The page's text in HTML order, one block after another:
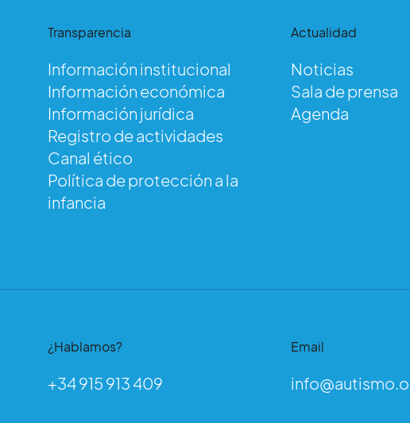
Transparencia
Información institucional
Información económica
Información jurídica
Registro de actividades
Canal ético
Política de protección a la
infancia
Actualidad
Noticias
Sala de prensa
Agenda
¿Hablamos?
+34 915 913 409
Email